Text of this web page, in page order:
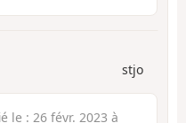
stjo
le : 26 févr. 2023 à